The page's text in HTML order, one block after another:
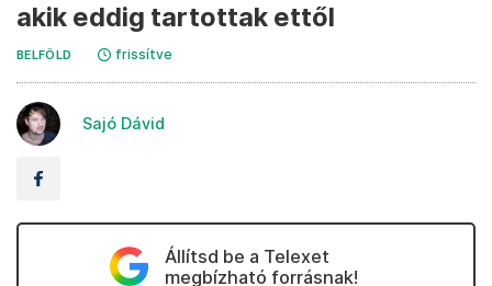
akik eddig tartottak ettől
BELFÖLD frissítve
Sajó Dávid
Állítsd be a Telexet
megbízható forrásnak!